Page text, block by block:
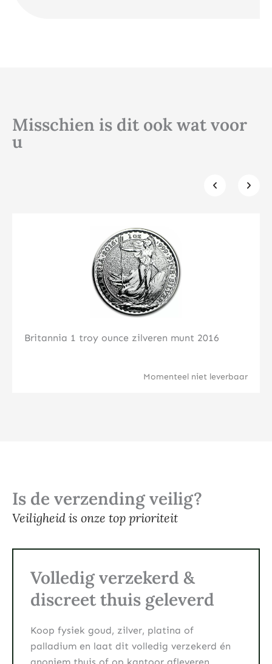
Misschien is dit ook wat voor
u
Britannia 1 troy ounce zilveren munt 2016
Momenteel niet leverbaar
Klik hier
Is de verzending veilig?
Veiligheid is onze top prioriteit
Volledig verzekerd &
discreet thuis geleverd
Koop fysiek goud, zilver, platina of
palladium en laat dit volledig verzekerd én